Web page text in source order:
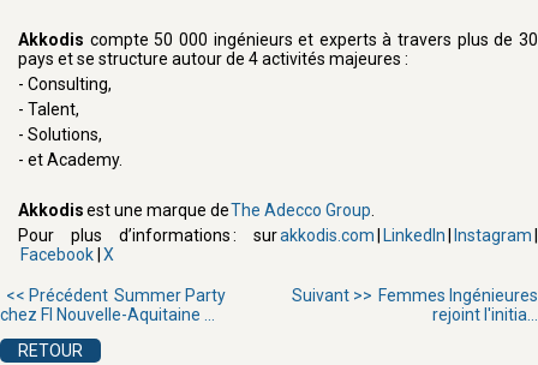
Akkodis compte 50 000 ingénieurs et experts à travers plus de 30
pays et se structure autour de 4 activités majeures :
- Consulting,
- Talent,
- Solutions,
- et Academy.
Akkodisest une marque deThe Adecco Group
Pour plus d’informations : surakkodis.com LinkedIn Instagram
Facebook X
<< Précédent Summer Party
chez FI Nouvelle-Aquitaine ...
Suivant >> Femmes Ingénieures
rejoint l'initia...
RETOUR